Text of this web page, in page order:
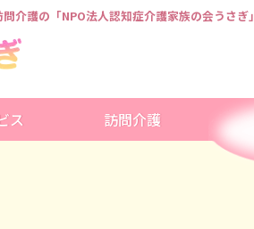
介護の 「NPO法人認知症介護家族の会うさぎ」
ス 訪問介護